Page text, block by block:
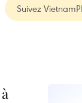
Suivez